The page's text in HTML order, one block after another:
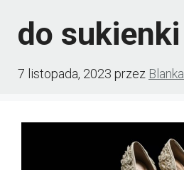
do sukienki
7 listopada, 2023 przez Blanka